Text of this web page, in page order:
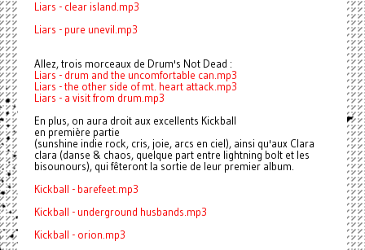
Liars - clear island.mp3
Liars - pure unevil.mp3
Allez, trois morceaux de Drum's Not Dead :
Liars - drum and the uncomfortable can.mp3
Liars - the other side of mt. heart attack.mp3
Liars - a visit from drum.mp3
En plus, on aura droit aux excellents Kickball
en première partie
(sunshine indie rock, cris, joie, arcs en ciel), ainsi qu'aux Clara
clara (danse & chaos, quelque part entre lightning bolt et les
bisounours), qui fêteront la sortie de leur premier album.
Kickball - barefeet.mp3
Kickball - underground husbands.mp3
Kickball - orion.mp3